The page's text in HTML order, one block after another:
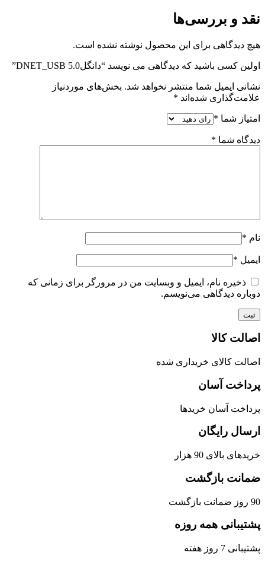
نقد و بررسی‌ها
هیچ دیدگاهی برای این محصول نوشته نشده است.
اولین کسی باشید که دیدگاهی می نویسد “دانگلDNET_USB 5.0”
نشانی ایمیل شما منتشر نخواهد شد. بخش‌های موردنیاز
علامت‌گذاری شده‌اند *
امتیاز شما *
دیدگاه شما *
نام *
ایمیل *
ذخیره نام، ایمیل و وبسایت من در مرورگر برای زمانی که
دوباره دیدگاهی می‌نویسم.
اصالت کالا
اصالت کالای خریداری شده
پرداخت آسان
پرداخت آسان خریدها
ارسال رایگان
خریدهای بالای 90 هزار
ضمانت بازگشت
90 روز ضمانت بازگشت
پشتیبانی همه روزه
پشتیبانی 7 روز هفته